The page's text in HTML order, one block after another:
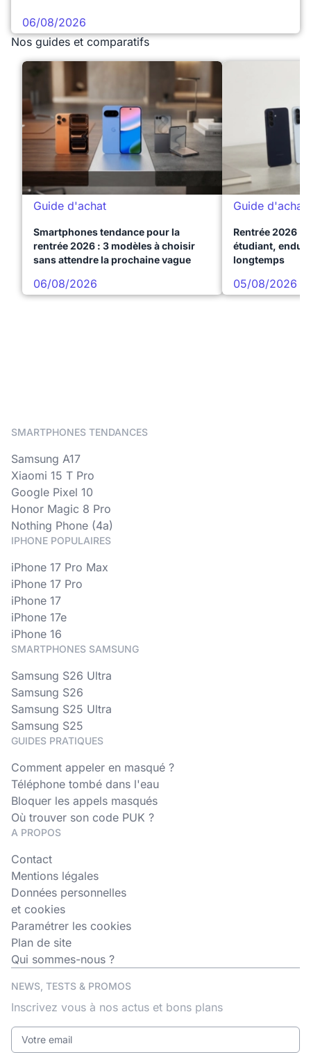
06/08/2026
Nos guides et comparatifs
Guide d'achat
Smartphones tendance pour la
rentrée 2026 : 3 modèles à choisir
sans attendre la prochaine vague
06/08/2026
Guide d'achat
Rentrée 2026 :
étudiant,
longtemps
05/08/2026
SMARTPHONES TENDANCES
Samsung A17
Xiaomi 15 T Pro
Google Pixel 10
Honor Magic 8 Pro
Nothing Phone (4a)
IPHONE POPULAIRES
iPhone 17 Pro Max
iPhone 17 Pro
iPhone 17
iPhone 17e
iPhone 16
SMARTPHONES SAMSUNG
Samsung S26 Ultra
Samsung S26
Samsung S25 Ultra
Samsung S25
GUIDES PRATIQUES
Comment appeler en masqué ?
Téléphone tombé dans l'eau
Bloquer les appels masqués
Où trouver son code PUK ?
A PROPOS
Contact
Mentions légales
Données personnelles
et cookies
Paramétrer les cookies
Plan de site
Qui sommes-nous ?
NEWS, TESTS & PROMOS
Inscrivez vous à nos actus et bons plans